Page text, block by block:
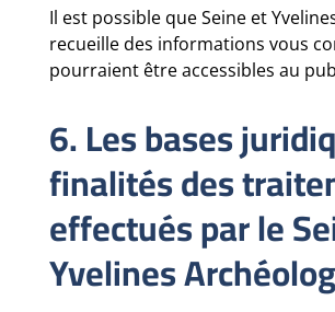
Il est possible que Seine et
recueille des informations vous
pourraient être accessibles au
6. Les bases
finalités des
effectués par le
Yvelines